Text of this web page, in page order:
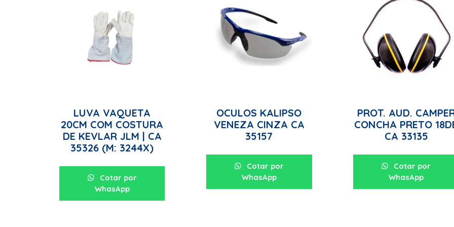
LUVA VAQUETA
20CM COM COSTURA
DE KEVLAR JLM | CA
35326 (M: 3244X)
Cotar por
WhasApp
OCULOS KALIPSO
VENEZA CINZA CA
35157
Cotar por
WhasApp
PROT. AUD.
CONCHA PRETO
CA 33135
Cotar por
WhasApp